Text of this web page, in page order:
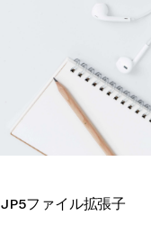
JP5ファイル拡張子